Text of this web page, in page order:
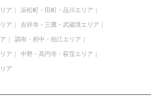
ア 浜松町・田町・品川エリア
ア 吉祥寺・三鷹・武蔵境エリア
調布・府中・狛江エリア
ア 中野・高円寺・荻窪エリア
ア